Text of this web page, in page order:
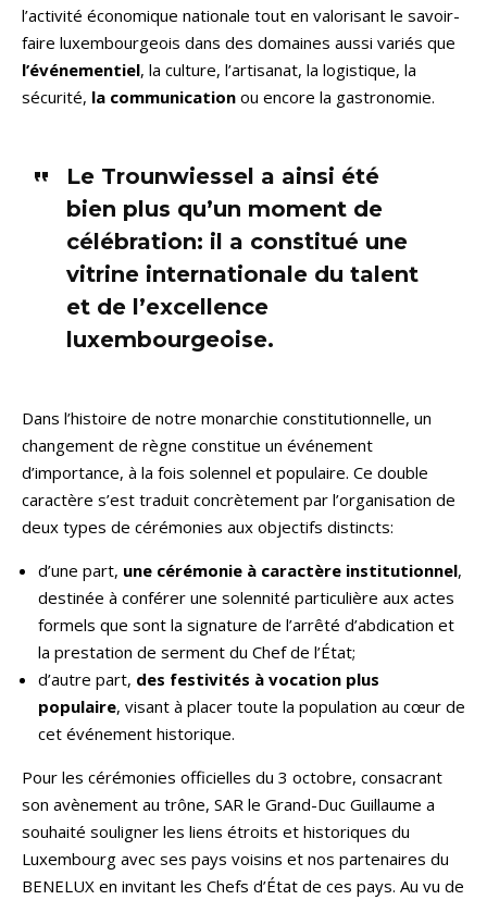
l’activité économique nationale tout en valorisant le savoir-
faire luxembourgeois dans des domaines aussi variés que
l’événementiel, la culture, l’artisanat, la logistique, la
sécurité, la communication ou encore la gastronomie.
Le Trounwiessel a ainsi été
bien plus qu’un moment de
célébration: il a constitué une
vitrine internationale du talent
et de l’excellence
luxembourgeoise.
Dans l’histoire de notre monarchie constitutionnelle, un
changement de règne constitue un événement
d’importance, à la fois solennel et populaire. Ce double
caractère s’est traduit concrètement par l’organisation de
deux types de cérémonies aux objectifs distincts:
d’une part, une cérémonie à caractère institutionnel,
destinée à conférer une solennité particulière aux actes
formels que sont la signature de l’arrêté d’abdication et
la prestation de serment du Chef de l’État;
d’autre part, des festivités à vocation plus
populaire, visant à placer toute la population au cœur de
cet événement historique.
Pour les cérémonies officielles du 3 octobre, consacrant
son avènement au trône, SAR le Grand-Duc Guillaume a
souhaité souligner les liens étroits et historiques du
Luxembourg avec ses pays voisins et nos partenaires du
BENELUX en invitant les Chefs d’État de ces pays. Au vu de